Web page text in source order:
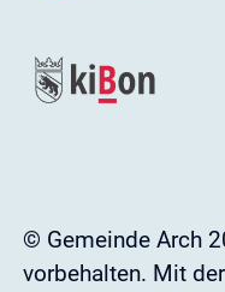
© Gemeinde Arch
vorbehalten. Mit